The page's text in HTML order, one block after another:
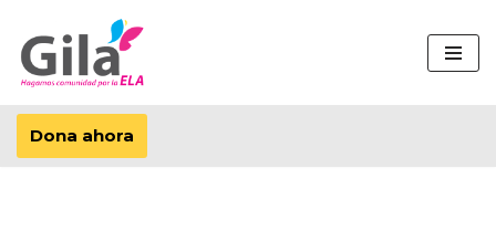
Saltar
al
contenido
Dona ahora